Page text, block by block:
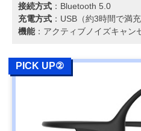
接続方式 ：Bluetooth 5.0
充電方式 ：USB（約3時間で満充
機能：アクティブノイズキャン
PICK UP②